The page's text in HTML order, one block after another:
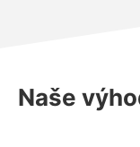
Naše